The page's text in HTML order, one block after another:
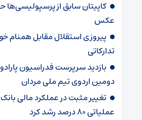
کاپیتان سابق از پرسپولیسی‌ها
عکس
پیروزی استقلال مقابل همنام
تدارکاتی
بازدید سرپرست فدراسیون
دومین اردوی تیم ملی مردان
تغییر مثبت در عملکرد مالی
عملیاتی ۸۰ درصد رشد کرد